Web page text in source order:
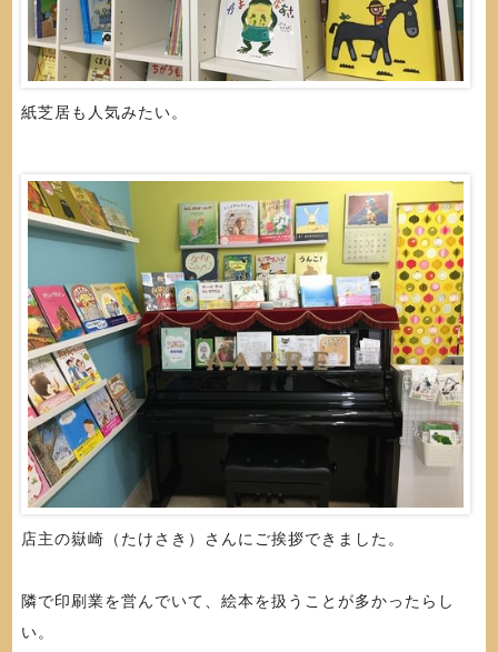
紙芝居も人気みたい。
店主の嶽崎（たけさき）さんにご挨拶できました。
隣で印刷業を営んでいて、絵本を扱うことが多かったらし
い。